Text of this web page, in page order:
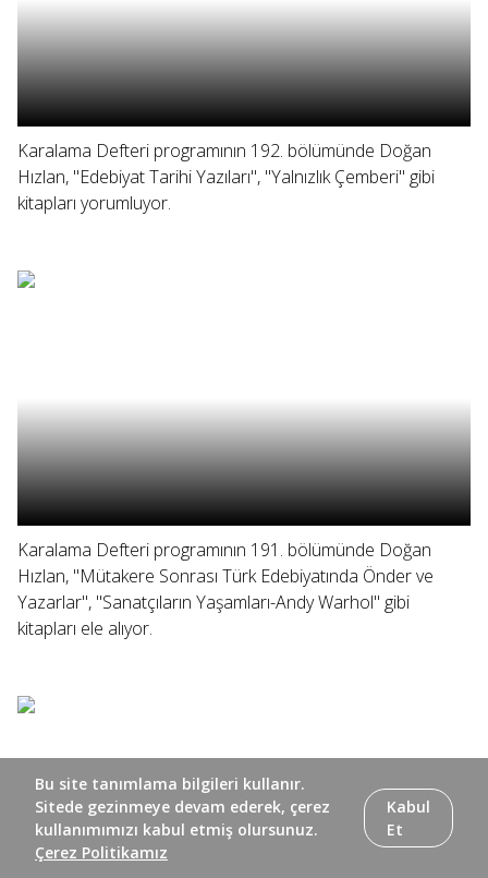
Karalama Defteri programının 192. bölümünde Doğan
Hızlan, "Edebiyat Tarihi Yazıları", "Yalnızlık Çemberi" gibi
kitapları yorumluyor.
Karalama Defteri programının 191. bölümünde Doğan
Hızlan, "Mütakere Sonrası Türk Edebiyatında Önder ve
Yazarlar", "Sanatçıların Yaşamları-Andy Warhol" gibi
kitapları ele alıyor.
Bu site tanımlama bilgileri kullanır.
Sitede gezinmeye devam ederek, çerez
kullanımımızı kabul etmiş olursunuz.
Çerez Politikamız
Kabul
Et